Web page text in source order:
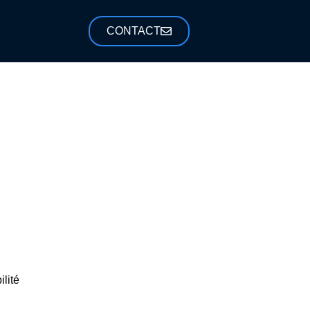
CONTACT